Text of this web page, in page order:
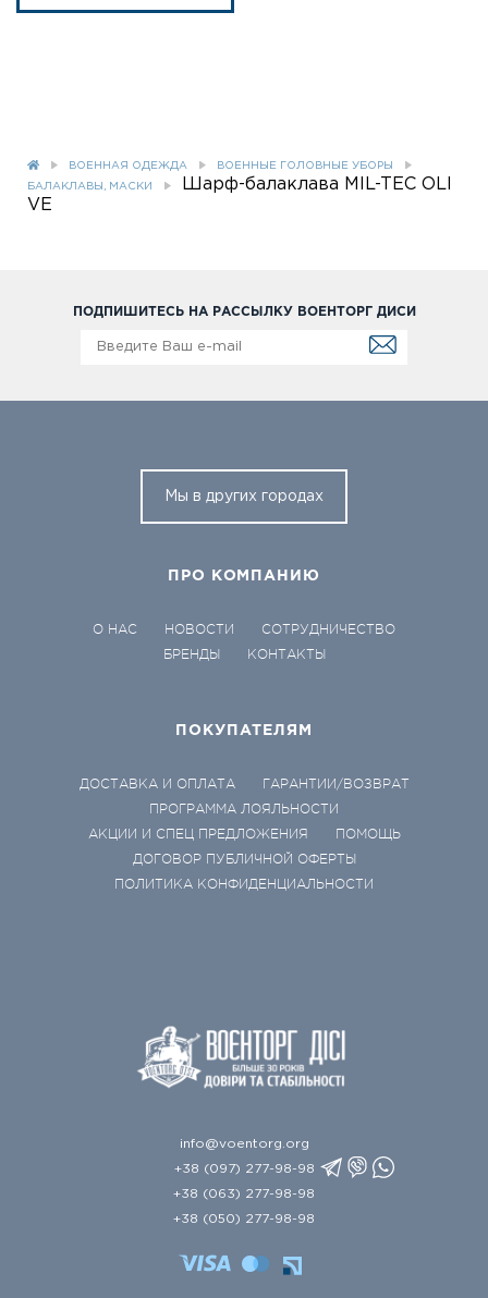
ВОЕННАЯ ОДЕЖДА ВОЕННЫЕ ГОЛОВНЫЕ УБОРЫ
БАЛАКЛАВЫ, МАСКИ
Шарф-балаклава MIL-TEC OLI
VE
ПОДПИШИТЕСЬ НА РАССЫЛКУ ВОЕНТОРГ ДИСИ
Мы в других городах
ПРО КОМПАНИЮ
О НАС НОВОСТИ
СОТРУДНИЧЕСТВО
БРЕНДЫ
КОНТАКТЫ
ПОКУПАТЕЛЯМ
ДОСТАВКА И ОПЛАТА
ГАРАНТИИ/ВОЗВРАТ
ПРОГРАММА ЛОЯЛЬНОСТИ
АКЦИИ И СПЕЦ ПРЕДЛОЖЕНИЯ
ПОМОЩЬ
ДОГОВОР ПУБЛИЧНОЙ ОФЕРТЫ
ПОЛИТИКА КОНФИДЕНЦИАЛЬНОСТИ
info@voentorg.org
+38 (097) 277-98-98
+38 (063) 277-98-98
+38 (050) 277-98-98